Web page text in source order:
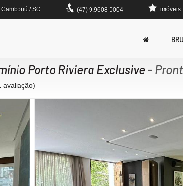
Camboriú /SC (47) 9.9608-0004 imóveis
Porto Riviera Exclusive -
avaliação)